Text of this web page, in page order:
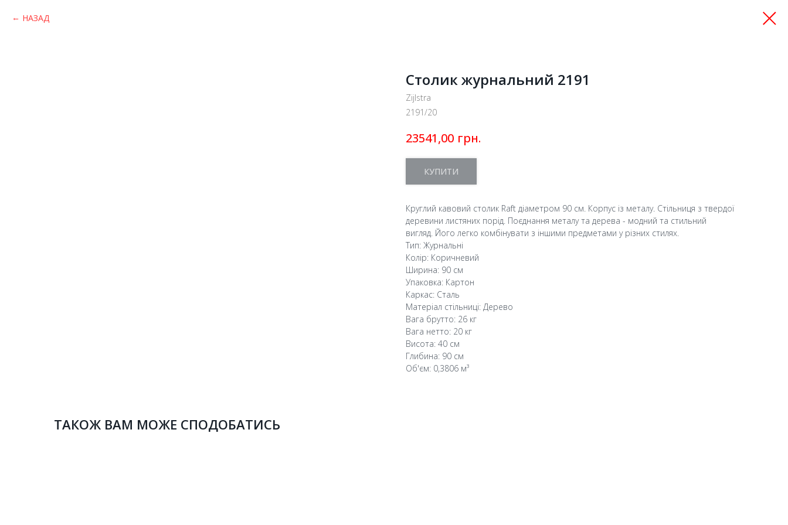
НАЗАД
Столик журнальний 2191
Zijlstra
2191/20
23541,00 грн.
КУПИТИ
Круглий кавовий столик Raft діаметром 90 см. Корпус із металу. Стільниця з твердої
деревини листяних порід. Поєднання металу та дерева - модний та стильний
вигляд. Його легко комбінувати з іншими предметами у різних стилях.
Тип: Журнальні
Колір: Коричневий
Ширина: 90 см
Упаковка: Картон
Каркас: Сталь
Матеріал стільниці: Дерево
Вага брутто: 26 кг
Вага нетто: 20 кг
Висота: 40 см
Глибина: 90 см
Об'єм: 0,3806 м³
ТАКОЖ ВАМ МОЖЕ СПОДОБАТИСЬ